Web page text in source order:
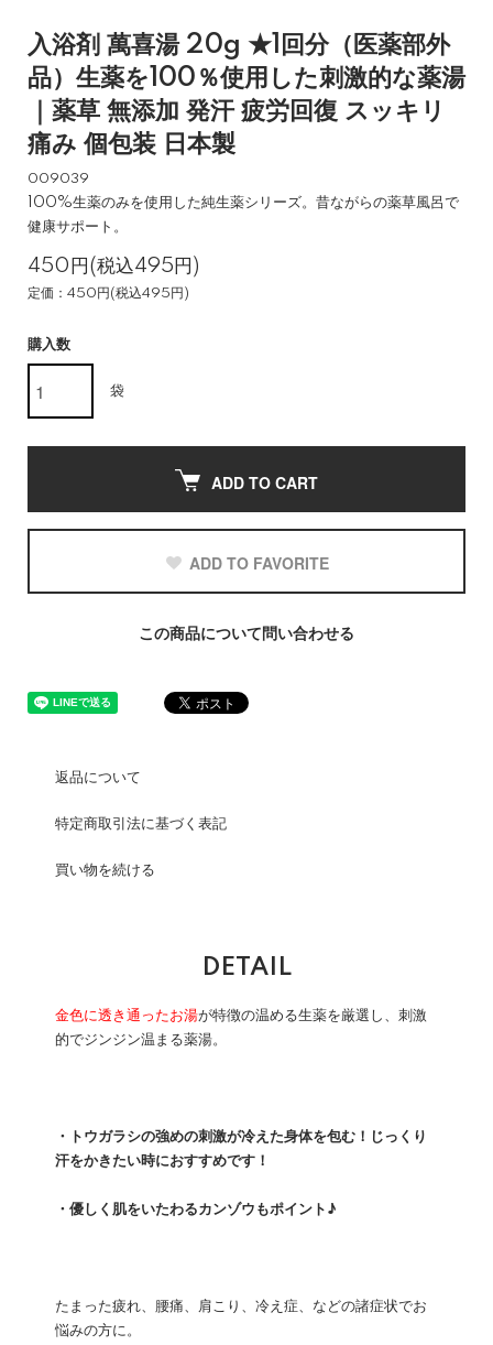
入浴剤 萬喜湯 20g ★1回分（医薬部外
品）生薬を100％使用した刺激的な薬湯
｜薬草 無添加 発汗 疲労回復 スッキリ
痛み 個包装 日本製
009039
100%生薬のみを使用した純生薬シリーズ。昔ながらの薬草風呂で
健康サポート。
450円(税込495円)
定価：450円(税込495円)
購入数
袋
ADD TO CART
ADD TO FAVORITE
この商品について問い合わせる
返品について
特定商取引法に基づく表記
買い物を続ける
DETAIL
金色に透き通ったお湯が特徴の温める生薬を厳選し、刺激
的でジンジン温まる薬湯。
・トウガラシの強めの刺激が冷えた身体を包む！じっくり
汗をかきたい時におすすめです！
・優しく肌をいたわるカンゾウもポイント♪
たまった疲れ、腰痛、肩こり、冷え症、などの諸症状でお
悩みの方に。